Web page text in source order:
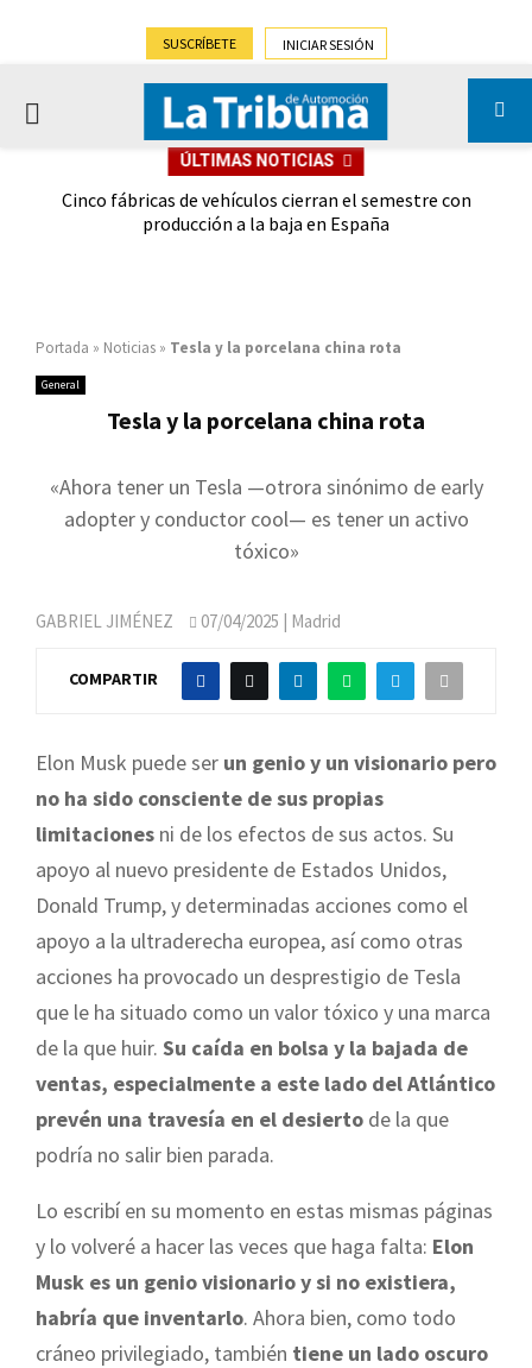
SUSCRÍBETE INICIAR SESIÓN
PRIMARY
ÚLTIMAS NOTICIAS
Cinco fábricas de vehículos cierran el semestre con
producción a la baja en España
Portada » Noticias » Tesla y la porcelana china rota
General
Tesla y la porcelana china rota
«Ahora tener un Tesla —otrora sinónimo de early
adopter y conductor cool— es tener un activo
tóxico»
GABRIEL JIMÉNEZ 07/04/2025 | Madrid
COMPARTIR
Elon Musk puede ser un genio y un visionario pero
no ha sido consciente de sus propias
limitaciones ni de los efectos de sus actos. Su
apoyo al nuevo presidente de Estados Unidos,
Donald Trump, y determinadas acciones como el
apoyo a la ultraderecha europea, así como otras
acciones ha provocado un desprestigio de Tesla
que le ha situado como un valor tóxico y una marca
de la que huir. Su caída en bolsa y la bajada de
ventas, especialmente a este lado del Atlántico
prevén una travesía en el desierto de la que
podría no salir bien parada.
Lo escribí en su momento en estas mismas páginas
y lo volveré a hacer las veces que haga falta: Elon
Musk es un genio visionario y si no existiera,
habría que inventarlo. Ahora bien, como todo
cráneo privilegiado, también tiene un lado oscuro